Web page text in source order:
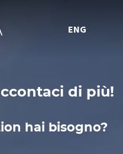
ENG
di più!
hai bisogno?